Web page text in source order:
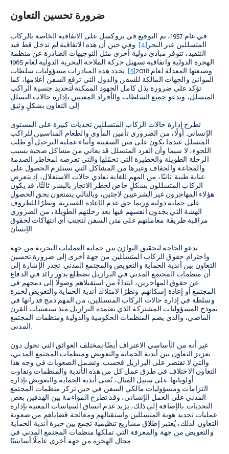
ضرورة تحسين التعاون
في عام 1957، تم التوقيع في بروكسل على الاتفاقية الخاصة بالركاب
المتسللين عبر البحر[4] . وفي حين أن هذه الاتفاقية لم تدخل قط قيد
التنفيذ، تتوفر مبادئ دولية أخرى مثل التوجيهات الصادرة عن منظمة
الهجرة الدولية واتفاقية تسهيل حركة الملاحة البحرية الدولية لعام 1965
وصيغتها المعدلة لعام 2018 [5] . تحدد هذه المبادرات مسؤوليات سلطات
الموانئ والجهات المالكة للسفن والدول التي ترفع السفن أعلامها، كما
تؤكد على ضرورة بذل كامل الجهود الممكنة لتحديد جنسية الراكب
المتسلل، وتدعو جميع السلطات والأفراد المعنيين بإدارة حالات التسلل
إلى التعاون بشكلٍ وثيق.
تطرح إدارة حالات الركاب المتسللين تحديات كبيرة على المستوى
الإنساني. أولًا، من الضروري تأمين المأوى والطعام المناسبين للراكب
المتسلل عندما يكون على متن السفينة وأثناء عملية الترحيل أو طلب
اللجوء، لا سيما وأن الفرد المتسلل قد يعاني من مشاكل صحية بسبب
الرحلة الطويلة والخطيرة التي تحمّلها والتي تعرضه لمخاطر الصدمة
والمجاعة والجفاف وغيرها من المشاكل التي تستلزم الحصول على
عناية طبية. ثانيًا، من المهم للغاية تفادي حالات الاستغلال، إذ يتعرض
الركاب المتسللون بشكلٍ خاص لخطر الاتجار بالبشر. ثالثًا، قد يكون
هؤلاء المهاجرون غير الشرعيين لاجئين، وبالتالي يتمتعون بحق الحصول
على حماية دولية وربما حق عدم الإعادة القسرية. ونظرًا للظروف
الهشة التي يجدون أنفسهم فيها بعد رحلتهم الطويلة، من الضروري
مراقبة طريقة معاملتهم على متن السفن لتجنب أي انتهاكات لحقوق
الإنسان.
تدعو الحاجة لتحقيق التوازن بين حماية العمليات البحرية من جهة
واحترام حقوق الركاب المتسللين من جهة أخرى إلى ضرورة تحسين
التعاون بين أندية الحماية والتعويض والمجتمع المدني. تجدر الإشارة إلى
أن منظمات المجتمع المدني في البرازيل تضطلع بدور رائد في الدفاع
عن حقوق المهاجرين، ابتداءً من استقبلاهم وصولًا إلى دمجهم في
المجتمع أو إعادة إسكانهم. ونظرًا لامتلاك أندية الحماية والتعويض لخبرة
وسلطة في إدارة حالات الركاب المتسللين، من المهم دمج قدراتها في
نموذج المسؤوليات المشتركة الذي تعتمده البرازيل منذ سبعينيات القرن
الماضي، والذي يضم المنظمات الحكومية والدولية ومنظمات المجتمع
المدني.
غير أنه من الأساسي الاعتراف أيضًا بمختلف العوائق التي تحول دون
تعزيز التعاون بين أندية الحماية والتعويض ومنظمات المجتمع المدني،
والتي لا تقتصر على البرازيل فحسب. وتشمل الصعوبات في وجه هذا
التعاون الاختلاف في طرق عمل كل من هذه الأندية والمنظمات وتفاوت
أولوياتها. على سبيل المثال، تُعنى أندية الحماية والتعويض بإدارة
التزامات ومسؤوليات مالكي السفن في حين تركز منظمات المجتمع
المدني على العمل الإنساني، وقد تطرح المواءمة بين الهدفين بعض
التحديات. بالإضافة إلى ذلك، يزيد عدم اتساق السياسات المعنية بإدارة
عمليات تحديد هوية المتسللين واستقبالهم ومعالجة قضاياهم من صعوبة
التعاون. لذلك، يُعتبر إطلاق مشاريع تنظيمية تجمع بين خبرة أندية الحماية
والتعويض من جهة والمعرفة التي تملكها منظمات المجتمع المدني في
مجال الهجرة من جهة أخرى عاملًا أساسيًا.